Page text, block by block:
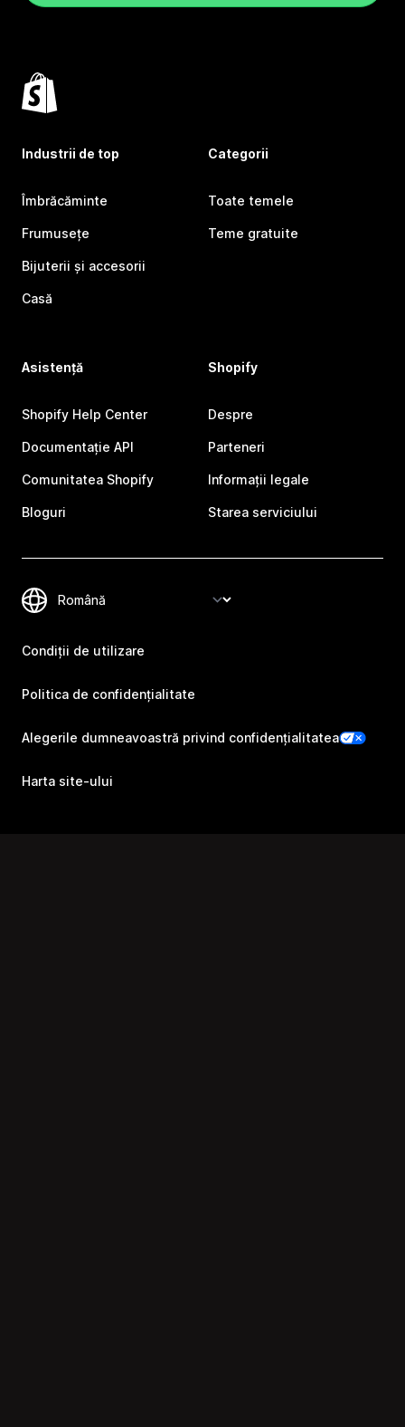
Industrii de top
Îmbrăcăminte
Frumusețe
Bijuterii și accesorii
Casă
Categorii
Toate temele
Teme gratuite
Asistență
Shopify Help Center
Documentație API
Comunitatea Shopify
Bloguri
Shopify
Despre
Parteneri
Informații legale
Starea serviciului
Condiții de utilizare
Politica de confidențialitate
Alegerile dumneavoastră privind confidențialitatea
Harta site-ului